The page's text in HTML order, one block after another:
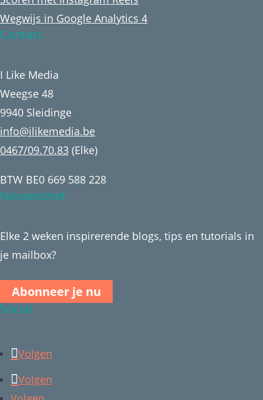
Wegwijs in Google Analytics 4
Contact
I Like Media
Weegse 48
9940 Sleidinge
info@ilikemedia.be
0467/09.70.83 (Elke)
BTW BE0 669 588 228
Nieuwsbrief
Elke 2 weken inspirerende blogs, tips en tutorials in
je mailbox?
Abonneer je nu
Social
Volgen
Volgen